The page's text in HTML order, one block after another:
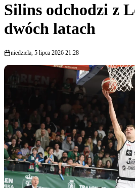
Silins odchodzi z
dwóch latach
niedziela, 5 lipca 2026 21:28